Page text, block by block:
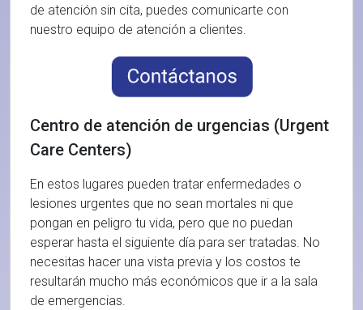
de atención sin cita, puedes comunicarte con
nuestro equipo de atención a clientes.
Centro de atención de urgencias (Urgent
Care Centers)
En estos lugares pueden tratar enfermedades o
lesiones urgentes que no sean mortales ni que
pongan en peligro tu vida, pero que no puedan
esperar hasta el siguiente día para ser tratadas. No
necesitas hacer una vista previa y los costos te
resultarán mucho más económicos que ir a la sala
de emergencias.